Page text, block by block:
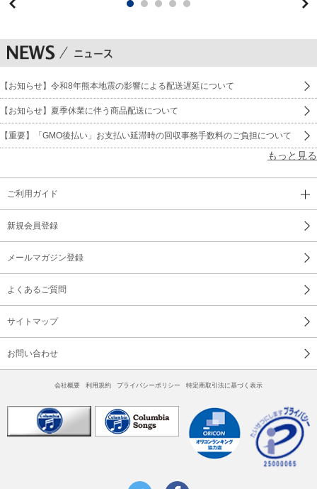
【お知らせ】令和8年熊本地震の影響による配送遅延について
【お知らせ】夏季休業に伴う商品配送について
【重要】「GMO後払い」お支払い延滞時の回収事務手数料のご負担について
もっと見る
ご利用ガイド
新規会員登録
メールマガジン登録
よくあるご質問
サイトマップ
お問い合わせ
会社概要 利用規約 プライバシーポリシー 特定商取引法に基づく表示